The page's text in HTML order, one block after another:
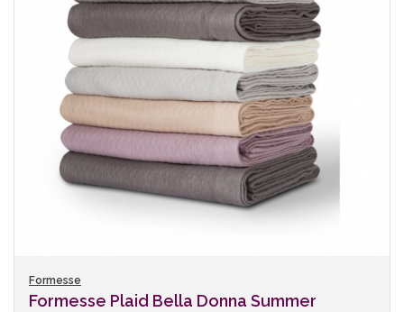
Formesse
Formesse Plaid Bella Donna Summer